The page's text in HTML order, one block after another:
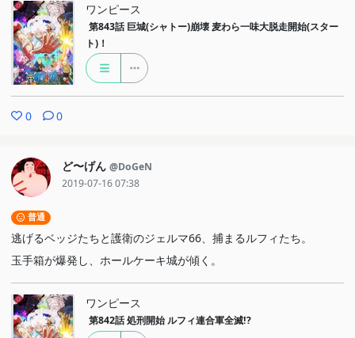
ワンピース
第843話 巨城(シャトー)崩壊 麦わら一味大脱走開始(スター
ト)！
0 0
ど〜げん @DoGeN
2019-07-16 07:38
普通
逃げるベッジたちと護衛のジェルマ66、捕まるルフィたち。
玉手箱が爆発し、ホールケーキ城が傾く。
ワンピース
第842話 処刑開始 ルフィ連合軍全滅!?